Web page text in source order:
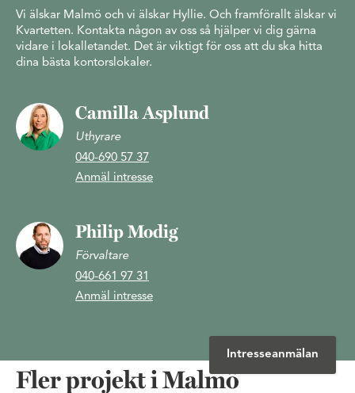
Vi älskar Malmö och vi älskar Hyllie. Och framförallt älskar vi
Kvartetten. Kontakta någon av oss så hjälper vi dig gärna
vidare i lokalletandet. Det är viktigt för oss att du ska hitta
dina bästa kontorslokaler.
Camilla Asplund
Uthyrare
040-690 57 37
Anmäl intresse
Philip Modig
Förvaltare
040-661 97 31
Anmäl intresse
Fler projekt i Malmö
Intresseanmälan